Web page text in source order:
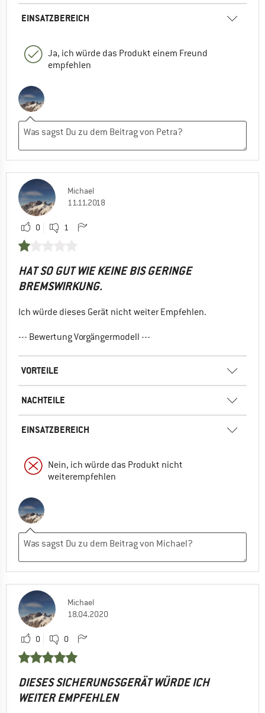
EINSATZBEREICH
Ja, ich würde das Produkt einem Freund
empfehlen
Michael
11.11.2018
0 1
HAT SO GUT WIE KEINE BIS GERINGE
BREMSWIRKUNG.
Ich würde dieses Gerät nicht weiter Empfehlen.
--- Bewertung Vorgängermodell ---
VORTEILE
NACHTEILE
EINSATZBEREICH
Nein, ich würde das Produkt nicht
weiterempfehlen
Michael
18.04.2020
0 0
DIESES SICHERUNGSGERÄT WÜRDE ICH
WEITER EMPFEHLEN